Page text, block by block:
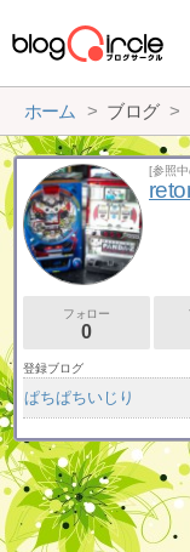
ホーム ブログ
[参照
フォロー
0
登録ブログ
ぱちぱちいじり